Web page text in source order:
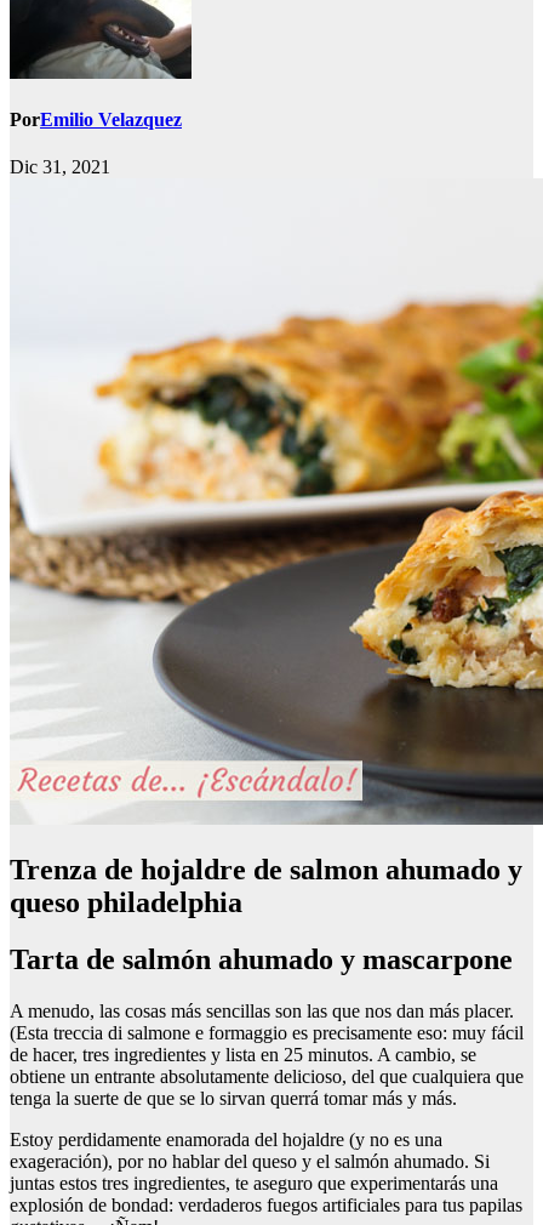
PorEmilio Velazquez
Dic 31, 2021
Trenza de hojaldre de salmon ahumado y
queso philadelphia
Tarta de salmón ahumado y mascarpone
A menudo, las cosas más sencillas son las que nos dan más placer.
(Esta treccia di salmone e formaggio es precisamente eso: muy fácil
de hacer, tres ingredientes y lista en 25 minutos. A cambio, se
obtiene un entrante absolutamente delicioso, del que cualquiera que
tenga la suerte de que se lo sirvan querrá tomar más y más.
Estoy perdidamente enamorada del hojaldre (y no es una
exageración), por no hablar del queso y el salmón ahumado. Si
juntas estos tres ingredientes, te aseguro que experimentarás una
explosión de bondad: verdaderos fuegos artificiales para tus papilas